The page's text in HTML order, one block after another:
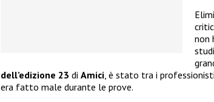
non
dell’edizione 23 di Amici, è stato tra i
era fatto male durante le prove.